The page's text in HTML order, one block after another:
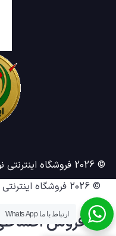
© 2026 فروشگاه اینترنتی نوشاپ. تمامی حقوق محفوظ میباشد
© 2026
فروشگاه
فروشارتباط با ما Whats App